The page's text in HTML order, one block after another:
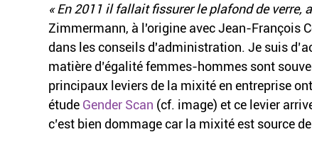
« En 2011 il fallait fissurer le plafond de verre,
Zimmermann, à l'origine avec Jean-François
dans les conseils d'administration. Je suis
matière d’égalité femmes-hommes sont
principaux leviers de la mixité en entreprise
étude Gender Scan (cf. image) et ce levier
c’est bien dommage car la mixité est source